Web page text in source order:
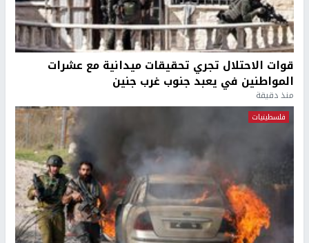
قوات الاحتلال تجري تحقيقات ميدانية مع عشرات
المواطنين في يعبد جنوب غرب جنين
منذ دقيقة
فلسطينيات